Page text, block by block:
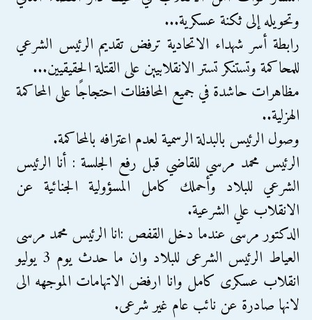
وتحويله إلى ثكنة عسكرية...
رابطة أسر شهداء الاتحادية ترفض تقديم الرئيس الشرعي
للمحاكمة وتستنكر تستر الانقلابيين على القتلة الحقيقيين...
مظاهرات حاشدة في جميع المحافظات احتجاجًا على المحاكمة
الهزلية..
وصول الرئيس بالبدلة الرسمية لعدم اعترافه بالمحاكمة.
الرئيس محمد مرسي للقاضي قبل رفع الجلسة : أنا الرئيس
الشرعي للبلاد وأحملك كامل المسؤولية الجنائية عن
الانقلاب علي الشرعية.
الدكتور مرسى عندما دخل القفص :انا الرئيس محمد مرسى
العياط الرئيس الشرعى للبلاد وان ما حدث يوم 3 يوليو
انقلاب عسكرى كامل وانا ارفض الاتهامات الموجهه الى
لانها صادرة عن نائب عام غير شرعى.